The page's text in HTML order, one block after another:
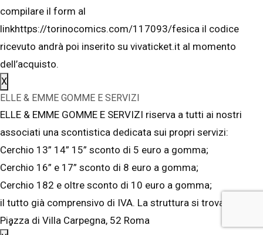
compilare il form al
linkhttps://torinocomics.com/117093/fesica il codice
ricevuto andrà poi inserito su vivaticket.it al momento
dell’acquisto.
X
ELLE & EMME GOMME E SERVIZI
ELLE & EMME GOMME E SERVIZI riserva a tutti ai nostri
associati una scontistica dedicata sui propri servizi:
Cerchio 13” 14” 15” sconto di 5 euro a gomma;
Cerchio 16” e 17” sconto di 8 euro a gomma;
Cerchio 182 e oltre sconto di 10 euro a gomma;
il tutto già comprensivo di IVA. La struttura si trova in
Piazza di Villa Carpegna, 52 Roma